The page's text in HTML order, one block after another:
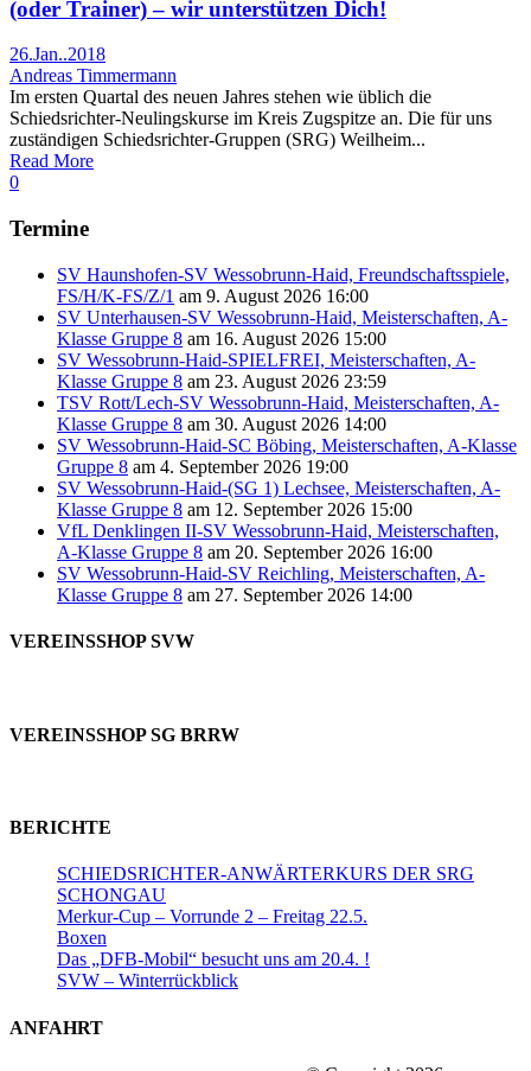
(oder Trainer) – wir unterstützen Dich!
26.Jan..2018
Andreas Timmermann
Im ersten Quartal des neuen Jahres stehen wie üblich die
Schiedsrichter-Neulingskurse im Kreis Zugspitze an. Die für uns
zuständigen Schiedsrichter-Gruppen (SRG) Weilheim...
Read More
0
Termine
SV Haunshofen-SV Wessobrunn-Haid, Freundschaftsspiele,
FS/H/K-FS/Z/1 am 9. August 2026 16:00
SV Unterhausen-SV Wessobrunn-Haid, Meisterschaften, A-
Klasse Gruppe 8 am 16. August 2026 15:00
SV Wessobrunn-Haid-SPIELFREI, Meisterschaften, A-
Klasse Gruppe 8 am 23. August 2026 23:59
TSV Rott/Lech-SV Wessobrunn-Haid, Meisterschaften, A-
Klasse Gruppe 8 am 30. August 2026 14:00
SV Wessobrunn-Haid-SC Böbing, Meisterschaften, A-Klasse
Gruppe 8 am 4. September 2026 19:00
SV Wessobrunn-Haid-(SG 1) Lechsee, Meisterschaften, A-
Klasse Gruppe 8 am 12. September 2026 15:00
VfL Denklingen II-SV Wessobrunn-Haid, Meisterschaften,
A-Klasse Gruppe 8 am 20. September 2026 16:00
SV Wessobrunn-Haid-SV Reichling, Meisterschaften, A-
Klasse Gruppe 8 am 27. September 2026 14:00
VEREINSSHOP SVW
VEREINSSHOP SG BRRW
BERICHTE
SCHIEDSRICHTER-ANWÄRTERKURS DER SRG
SCHONGAU
Merkur-Cup – Vorrunde 2 – Freitag 22.5.
Boxen
Das „DFB-Mobil“ besucht uns am 20.4. !
SVW – Winterrückblick
ANFAHRT